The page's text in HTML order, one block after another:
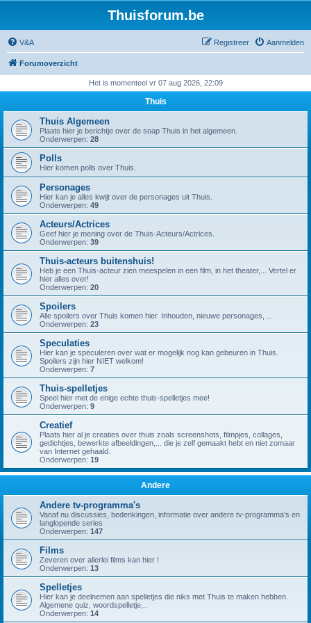
Thuisforum.be
V&A Aanmelden
Registreer
Forumoverzicht
Het is momenteel vr 07 aug 2026, 22:09
Thuis
Thuis Algemeen
Plaats hier je berichtje over de soap Thuis in het algemeen.
Onderwerpen: 28
Polls
Hier komen polls over Thuis.
Personages
Hier kan je alles kwijt over de personages uit Thuis.
Onderwerpen: 49
Acteurs/Actrices
Geef hier je mening over de Thuis-Acteurs/Actrices.
Onderwerpen: 39
Thuis-acteurs buitenshuis!
Heb je een Thuis-acteur zien meespelen in een film, in het theater,... Vertel er
hier alles over!
Onderwerpen: 20
Spoilers
Alle spoilers over Thuis komen hier. Inhouden, nieuwe personages, ...
Onderwerpen: 23
Speculaties
Hier kan je speculeren over wat er mogelijk nog kan gebeuren in Thuis.
Spoilers zijn hier NIET welkom!
Onderwerpen: 7
Thuis-spelletjes
Speel hier met de enige echte thuis-spelletjes mee!
Onderwerpen: 9
Creatief
Plaats hier al je creaties over thuis zoals screenshots, filmpjes, collages,
gedichtjes, bewerkte afbeeldingen,... die je zelf gemaakt hebt en niet zomaar
van Internet gehaald.
Onderwerpen: 19
Andere
Andere tv-programma's
Vanaf nu discussies, bedenkingen, informatie over andere tv-programma's en
langlopende series
Onderwerpen: 147
Films
Zeveren over allerlei films kan hier !
Onderwerpen: 13
Spelletjes
Hier kan je deelnemen aan spelletjes die niks met Thuis te maken hebben.
Algemene quiz, woordspelletje,..
Onderwerpen: 14